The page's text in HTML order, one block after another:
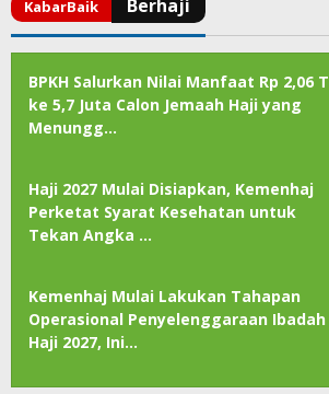
BPKH Salurkan Nilai Manfaat Rp 2,06 T
ke 5,7 Juta Calon Jemaah Haji yang
Menungg…
Haji 2027 Mulai Disiapkan, Kemenhaj
Perketat Syarat Kesehatan untuk
Tekan Angka …
Kemenhaj Mulai Lakukan Tahapan
Operasional Penyelenggaraan Ibadah
Haji 2027, Ini…